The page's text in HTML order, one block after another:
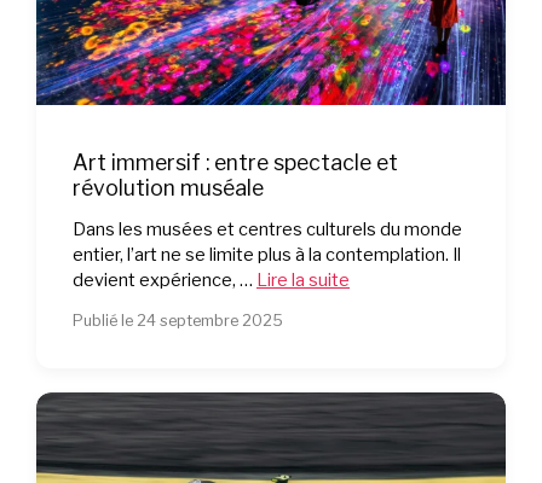
Art immersif : entre spectacle et
révolution muséale
Dans les musées et centres culturels du monde
entier, l’art ne se limite plus à la contemplation. Il
devient expérience, … Lire la suite
Publié le 24 septembre 2025